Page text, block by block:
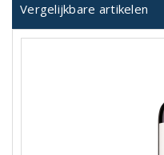
Vergelijkbare artikelen